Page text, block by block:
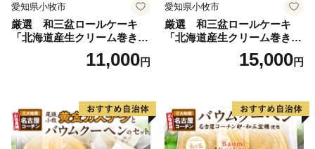
愛知県小牧市
厳選 和三盆ロールケーキ
「北海道産生クリーム巻き」
または「北海道産粒あん巻
き」（サイズ：ハーフ） 和
知県 小牧市 アンプチベアや
ぐま
11,000円
愛知県小牧市
厳選 和三盆ロールケーキ
「北海道産生クリーム巻き」
または「北海道産粒あん巻
き」（サイズ：レギュラー）
凍 愛知県 小牧市 アンプチベ
アやぐま
15,000円